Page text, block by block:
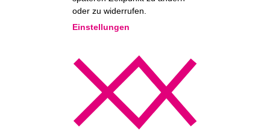
oder zu widerrufen.
Einstellungen